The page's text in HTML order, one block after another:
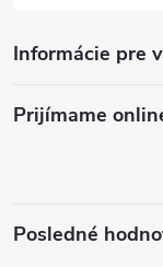
Informácie pre
Prijímame
Posledné